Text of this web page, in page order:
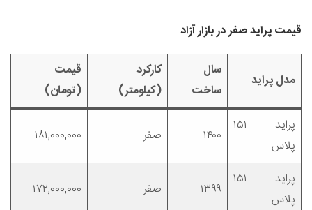
قیمت پراید صفر در بازار آزاد
مدل پراید
سال
ساخت
کارکرد
(کیلومتر)
قیمت
(تومان)
پراید ۱۵۱
پلاس
۱۴۰۰ صفر ۱۸۱,۰۰۰,۰۰۰
پراید ۱۵۱
پلاس
۱۳۹۹ صفر ۱۷۲,۰۰۰,۰۰۰